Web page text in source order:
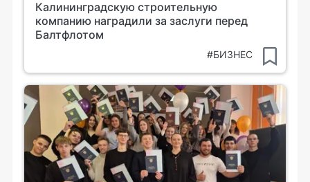
Калининградскую строительную
компанию наградили за заслуги перед
Балтфлотом
#БИЗНЕС